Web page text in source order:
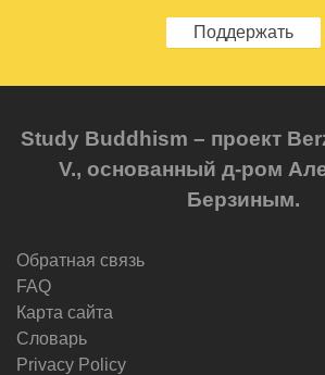
Поддержать
Study Buddhism – проект
V., основанный д-ром
Берзиным.
Обратная связь
FAQ
Карта сайта
Словарь
Privacy Policy